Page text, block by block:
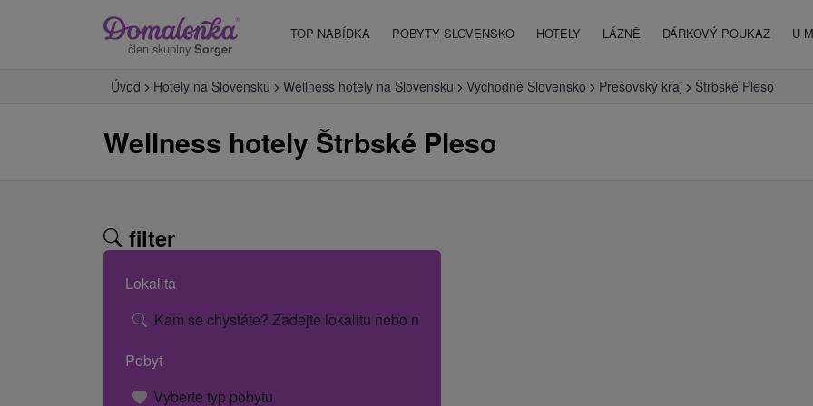
člen skupiny Sorger
TOP NABÍDKA POBYTY SLOVENSKO HOTELY LÁZNĚ DÁRKOVÝ POUKAZ U
Úvod Hotely na Slovensku Wellness hotely na Slovensku Východné Slovensko Prešovský kraj Štrbské Pleso
Wellness hotely Štrbské Pleso
filter
Lokalita
Kam se chystáte? Zadejte lokalitu nebo název hotelu.
Pobyt
Vyberte typ pobytu